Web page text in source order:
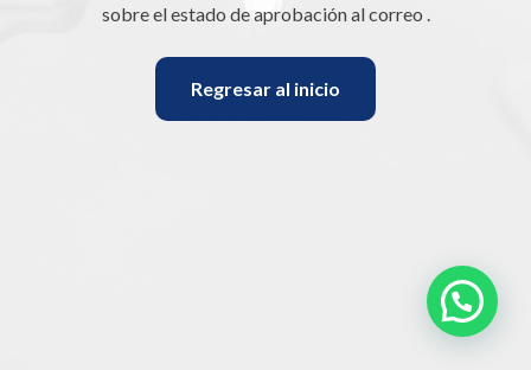
sobre el estado de aprobación al correo
Regresar al inicio